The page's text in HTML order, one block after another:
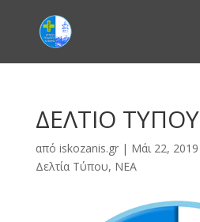
ΔΕΛΤΙΟ ΤΥΠΟΥ
από iskozanis.gr| Μάι 22, 2019
Δελτία Τύπου, ΝΕΑ